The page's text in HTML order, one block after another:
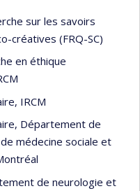
sur les savoirs
créatives (FRQ-SC)
en éthique
IRCM
Département de
médecine sociale et
de neurologie et